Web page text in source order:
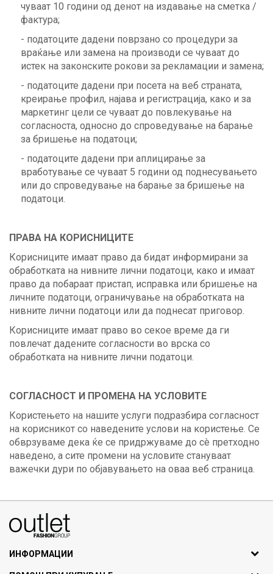
чуваат 10 години од денот на издавање на сметка /
фактура;
- податоците дадени поврзано со процедури за
враќање или замена на производи се чуваат до
истек на законските рокови за рекламации и замена;
- податоците дадени при посета на веб страната,
креирање профил, најава и регистрација, како и за
маркетинг цели се чуваат до повлекување на
согласноста, односно до спроведување на барање
за бришење на податоци;
- податоците дадени при аплицирање за
вработување се чуваат 5 години од поднесувањето
или до спроведување на барање за бришење на
податоци.
ПРАВА НА КОРИСНИЦИТЕ
Корисниците имаат право да бидат информирани за
обработката на нивните лични податоци, како и имаат
право да побараат пристап, исправка или бришење на
личните податоци, ограничување на обработката на
нивните лични податоци или да поднесат приговор.
Корисниците имаат право во секое време да ги
повлечат дадените согласности во врска со
обработката на нивните лични податоци.
СОГЛАСНОСТ И ПРОМЕНА НА УСЛОВИТЕ
Користењето на нашите услуги подразбира согласност
на корисникот со наведените услови на користење. Се
обврзуваме дека ќе се придржуваме до сè претходно
наведено, а сите промени на условите стануваат
важечки дури по објавувањето на оваа веб страница.
ИНФОРМАЦИИ